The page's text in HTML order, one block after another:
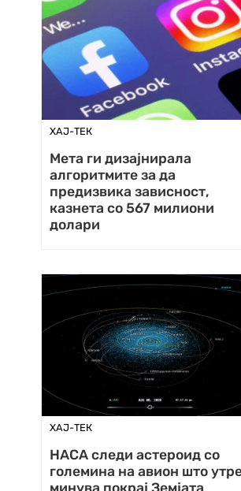
ХАЈ-ТЕК
Мета ги дизајнирала
алгоритмите за да
предизвика зависност,
казнета со 567 милиони
долари
ХАЈ-ТЕК
НАСА следи астероид со
големина на авион што
минува покрај Земјата